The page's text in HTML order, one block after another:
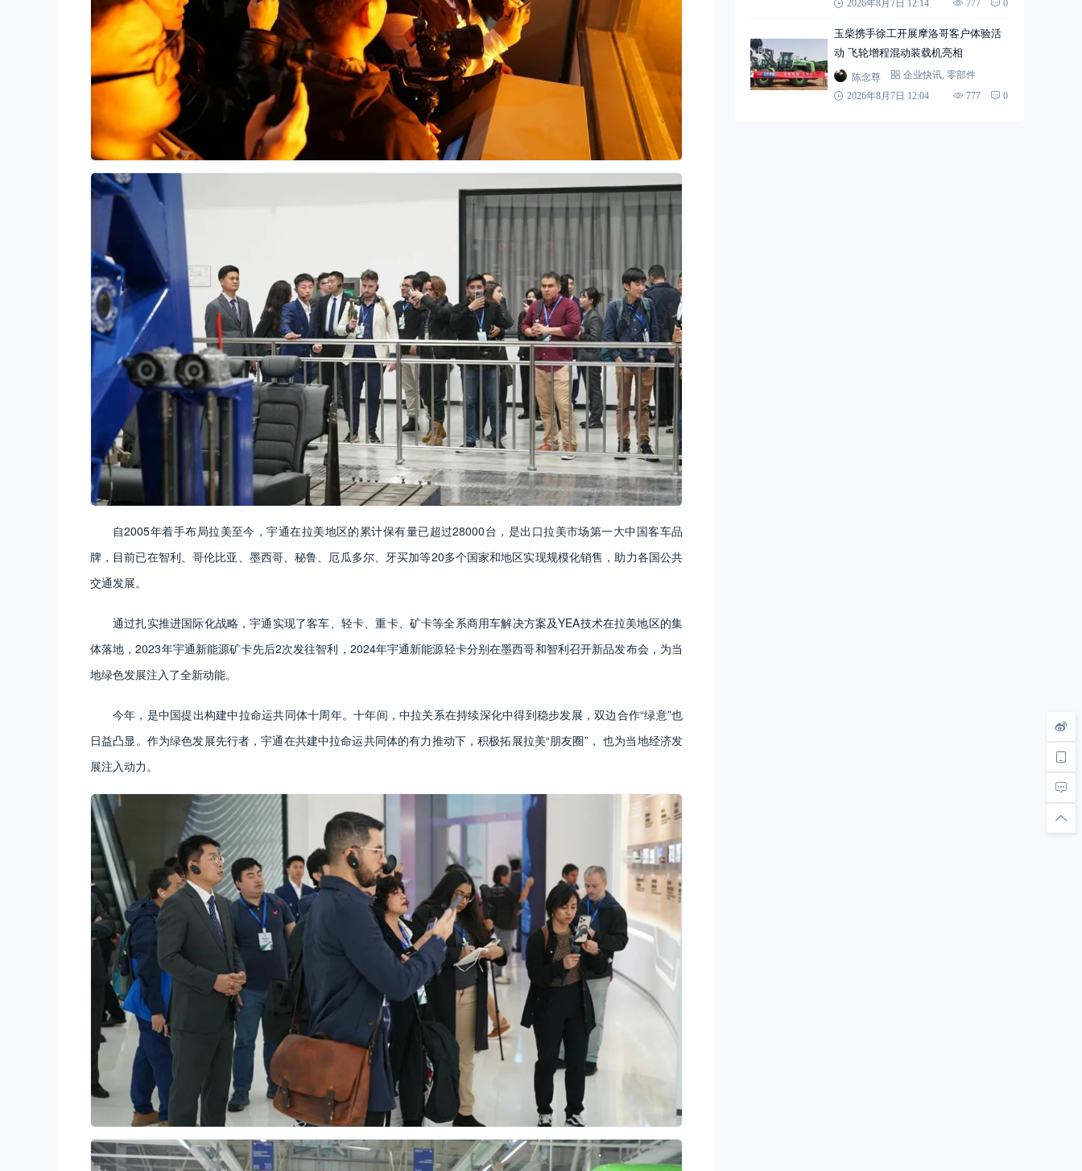
自2005年着手布局拉美至今，宇通在拉美地区的累计保有量已超过28000台，是出口拉美市场第一大中国客车品
牌，目前已在智利、哥伦比亚、墨西哥、秘鲁、厄瓜多尔、牙买加等20多个国家和地区实现规模化销售，助力各国公共
交通发展。
通过扎实推进国际化战略，宇通实现了客车、轻卡、重卡、矿卡等全系商用车解决方案及YEA技术在拉美地区的集
体落地，2023年宇通新能源矿卡先后2次发往智利，2024年宇通新能源轻卡分别在墨西哥和智利召开新品发布会，为当
地绿色发展注入了全新动能。
今年，是中国提出构建中拉命运共同体十周年。十年间，中拉关系在持续深化中得到稳步发展，双边合作“绿意”也
日益凸显。作为绿色发展先行者，宇通在共建中拉命运共同体的有力推动下，积极拓展拉美“朋友圈”， 也为当地经济发
展注入动力。
2026年8月7日 12:14
777 0
玉柴携手徐工开展摩洛哥客户体验活
动 飞轮增程混动装载机亮相
陈念尊 企业快讯 零部件
2026年8月7日 12:04
777 0